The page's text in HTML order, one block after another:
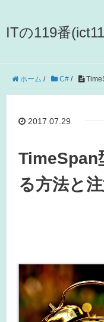
ITの119番
ホーム / C# /
2017.07.29
TimeSpan
る方法と